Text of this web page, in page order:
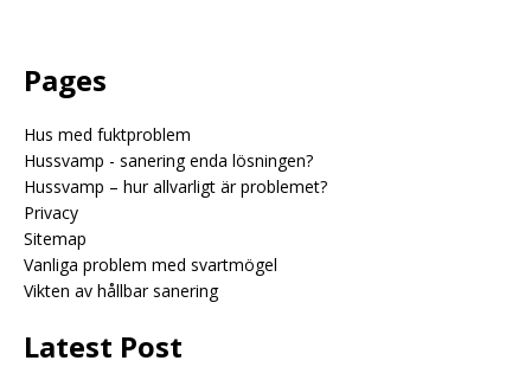
Pages
Hus med fuktproblem
Hussvamp - sanering enda lösningen?
Hussvamp – hur allvarligt är problemet?
Privacy
Sitemap
Vanliga problem med svartmögel
Vikten av hållbar sanering
Latest Post